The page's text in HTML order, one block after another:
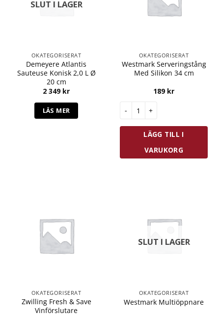
SLUT I LAGER
OKATEGORISERAT
Demeyere Atlantis
Sauteuse Konisk 2,0 L Ø
20 cm
2 349 kr
LÄS MER
OKATEGORISERAT
Westmark Serveringstång
Med Silikon 34 cm
189 kr
LÄGG TILL I
VARUKORG
OKATEGORISERAT
Zwilling Fresh & Save
Vinförslutare
SLUT I LAGER
OKATEGORISERAT
Westmark Multiöppnare